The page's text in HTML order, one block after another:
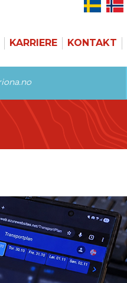
KARRIERE KONTAKT